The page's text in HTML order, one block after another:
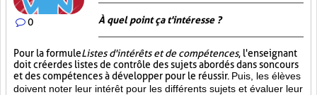
0 À quel point ça t'intéresse ?
Pour la formuleListes d'intérêts et de compétences, l'enseignant
doit créer des listes de contrôle des sujets abordés dans son cours
et des compétences à développer pour le réussir. Puis, les élèves
doivent noter leur intérêt pour les différents sujets et évaluer leur